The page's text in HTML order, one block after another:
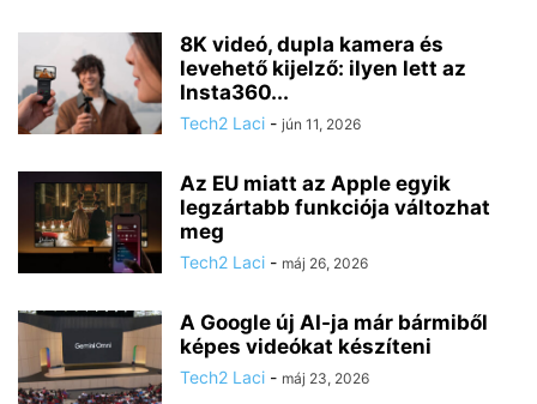
8K videó, dupla kamera és
levehető kijelző: ilyen lett az
Insta360...
Tech2 Laci - jún 11, 2026
Az EU miatt az Apple egyik
legzártabb funkciója változhat
meg
Tech2 Laci - máj 26, 2026
A Google új AI-ja már bármiből
képes videókat készíteni
Tech2 Laci - máj 23, 2026